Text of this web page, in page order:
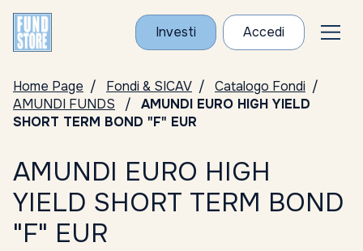
Investi Accedi
Home Page Fondi & SICAV
Catalogo Fondi
AMUNDI FUNDS
AMUNDI EURO HIGH YIELD
SHORT TERM BOND "F" EUR
AMUNDI EURO HIGH
YIELD SHORT TERM BOND
"F" EUR